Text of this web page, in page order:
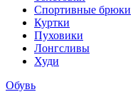
Спортивные брюки
Куртки
Пуховики
Лонгсливы
Худи
Обувь